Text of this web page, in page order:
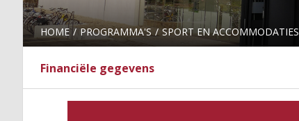
HOME PROGRAMMA'S SPORT EN ACCOMMODATIES
Financiële gegevens